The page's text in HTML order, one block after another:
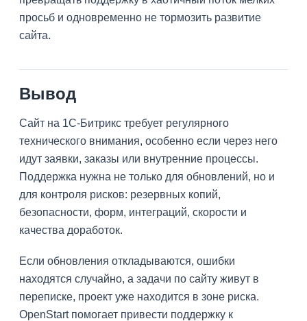
просьб и одновременно не тормозить развитие
сайта.
Вывод
Сайт на 1С-Битрикс требует регулярного
технического внимания, особенно если через него
идут заявки, заказы или внутренние процессы.
Поддержка нужна не только для обновлений, но и
для контроля рисков: резервных копий,
безопасности, форм, интеграций, скорости и
качества доработок.
Если обновления откладываются, ошибки
находятся случайно, а задачи по сайту живут в
переписке, проект уже находится в зоне риска.
OpenStart помогает привести поддержку к